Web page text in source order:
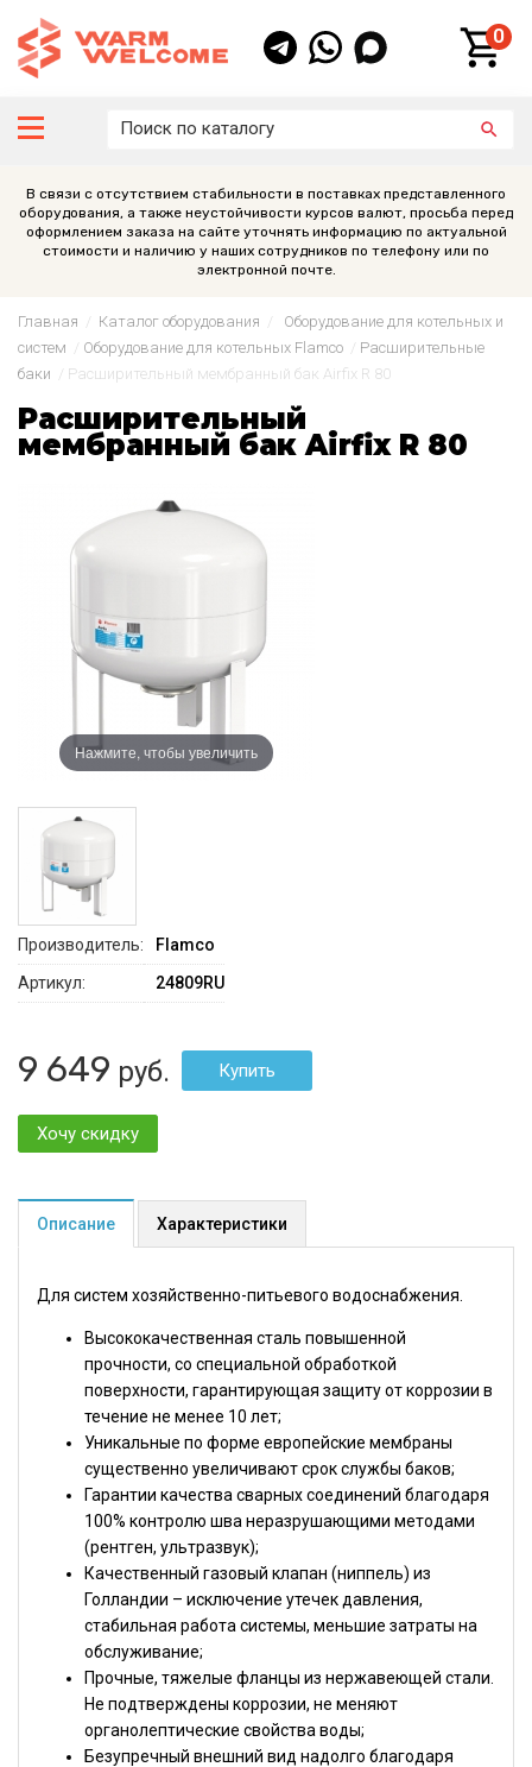
0
В связи с отсутствием стабильности в поставках представленного
оборудования, а также неустойчивости курсов валют, просьба перед
оформлением заказа на сайте уточнять информацию по актуальной
стоимости и наличию у наших сотрудников по телефону или по
электронной почте.
Главная Каталог оборудования
Оборудование для котельных и
систем
Оборудование для котельных Flamco
Расширительные
баки
Расширительный мембранный бак Airfix R 80
Расширительный
мембранный бак Airfix R 80
Нажмите, чтобы увеличить
Производитель:
Flamco
Артикул:
24809RU
9 649 руб.
Хочу скидку
Описание Характеристики
Для систем хозяйственно-питьевого водоснабжения.
Высококачественная сталь повышенной
прочности, со специальной обработкой
поверхности, гарантирующая защиту от коррозии в
течение не менее 10 лет;
Уникальные по форме европейские мембраны
существенно увеличивают срок службы баков;
Гарантии качества сварных соединений благодаря
100% контролю шва неразрушающими методами
(рентген, ультразвук);
Качественный газовый клапан (ниппель) из
Голландии – исключение утечек давления,
стабильная работа системы, меньшие затраты на
обслуживание;
Прочные, тяжелые фланцы из нержавеющей стали.
Не подтверждены коррозии, не меняют
органолептические свойства воды;
Безупречный внешний вид надолго благодаря